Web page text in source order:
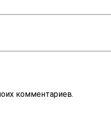
комментариев.